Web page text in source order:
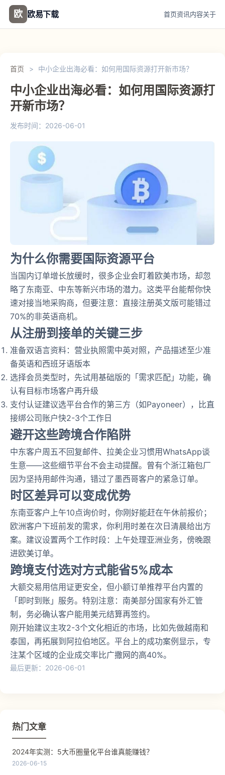
欧 欧易下载 首页资讯内容关于
首页 > 中小企业出海必看：如何用国际资源打开新市场？
中小企业出海必看：如何用国际资源打
开新市场？
发布时间：2026-06-01
为什么你需要国际资源平台
当国内订单增长放缓时，很多企业会盯着欧美市场，却忽
略了东南亚、中东等新兴市场的潜力。这类平台能帮你快
速对接当地采购商，但要注意：直接注册英文版可能错过
70%的非英语商机。
从注册到接单的关键三步
准备双语言资料：营业执照需中英对照，产品描述至少准
备英语和西班牙语版本
选择会员类型时，先试用基础版的「需求匹配」功能，确
认有目标市场客户再升级
支付认证建议选平台合作的第三方（如Payoneer），比直
接绑公司账户快2-3个工作日
避开这些跨境合作陷阱
中东客户周五不回复邮件、拉美企业习惯用WhatsApp谈
生意——这些细节平台不会主动提醒。曾有个浙江箱包厂
因为坚持用邮件沟通，错过了墨西哥客户的紧急订单。
时区差异可以变成优势
东南亚客户上午10点询价时，你刚好能赶在午休前报价；
欧洲客户下班前发的需求，你利用时差在次日清晨给出方
案。建议设置两个工作时段：上午处理亚洲业务，傍晚跟
进欧美订单。
跨境支付选对方式能省5%成本
大额交易用信用证更安全，但小额订单推荐平台内置的
「即时到账」服务。特别注意：南美部分国家有外汇管
制，务必确认客户能用美元结算再签约。
刚开始建议主攻2-3个文化相近的市场，比如先做越南和
泰国，再拓展到阿拉伯地区。平台上的成功案例显示，专
注某个区域的企业成交率比广撒网的高40%。
最后更新：2026-06-01
热门文章
2024年实测：5大币圈量化平台谁真能赚钱？
2026-06-15